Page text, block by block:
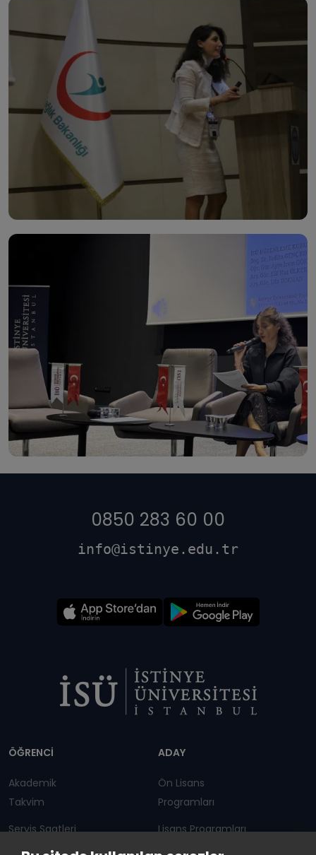
0850 283 60 00
info@istinye.edu.tr
ÖĞRENCİ
Akademik
Takvim
Servis Saatleri
ADAY
Ön Lisans
Programları
Lisans Programları